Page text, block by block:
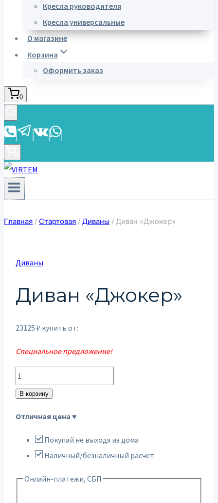
Кресла руководителя
Кресла универсальные
О магазине
Корзина
Оформить заказ
0
Главная / Стартовая / Диваны / Диван «Джокер»
Диваны
Диван «Джокер»
23125 ₽ купить от:
Специальное предложение!
Количество
товара
"Джокер"
В корзину
Отличная цена ♥
Покупай не выходя из дома
Наличный/безналичный расчет
Онлайн-платежи, СБП